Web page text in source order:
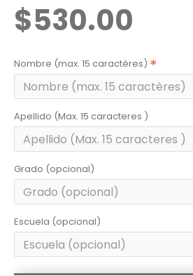
$530.00
Nombre (max. 15 caractères)
Apellido (Max. 15 caracteres )
Grado (opcional)
Escuela (opcional)